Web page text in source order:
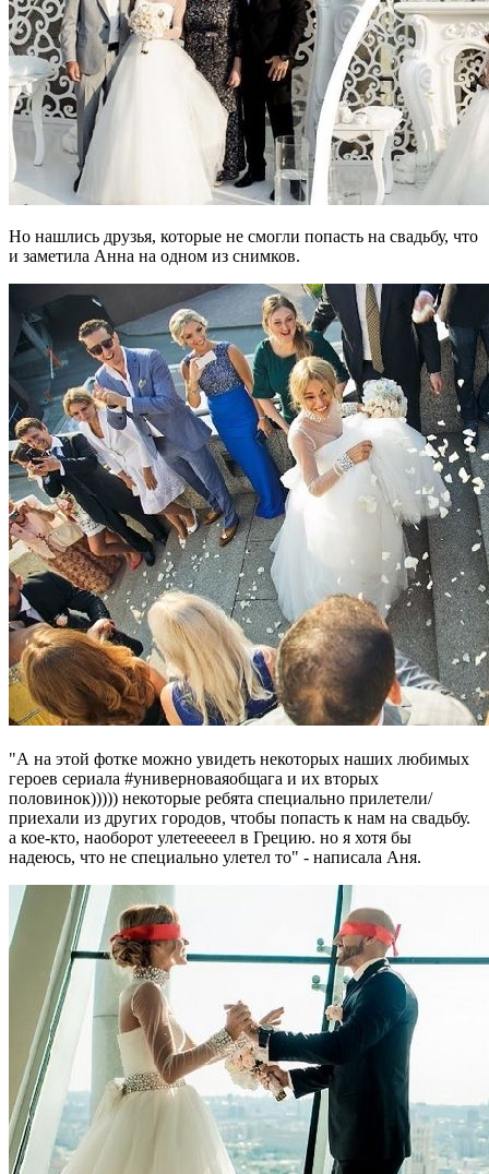
Но нашлись друзья, которые не смогли попасть на свадьбу, что
и заметила Анна на одном из снимков.
"А на этой фотке можно увидеть некоторых наших любимых
героев сериала #универноваяобщага и их вторых
половинок))))) некоторые ребята специально прилетели/
приехали из других городов, чтобы попасть к нам на свадьбу.
а кое-кто, наоборот улетееееел в Грецию. но я хотя бы
надеюсь, что не специально улетел то" - написала Аня.